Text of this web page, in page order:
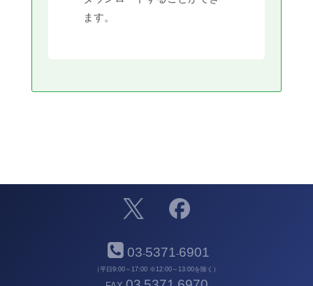
ます。
03-5371-6901
（平日9:00～17:00 ※12:00～13:00を除く）